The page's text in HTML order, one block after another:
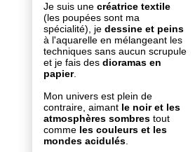
Je suis une créatrice textile
(les poupées sont ma
spécialité), je dessine et peins
à l'aquarelle en mélangeant les
techniques sans aucun scrupule
et je fais des dioramas en
papier.
Mon univers est plein de
contraire, aimant le noir et les
atmosphères sombres tout
comme les couleurs et les
mondes acidulés